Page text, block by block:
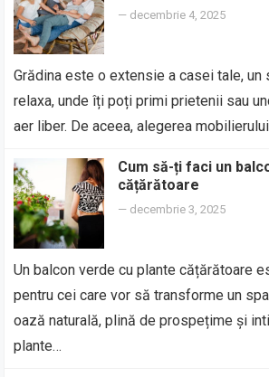
— decembrie 4, 2025
Grădina este o extensie a casei tale, un
relaxa, unde îți poți primi prietenii sau
aer liber. De aceea, alegerea
Cum să-ți faci un
cățărătoare
— decembrie 3, 2025
Un balcon verde cu plante cățărătoare
pentru cei care vor să transforme un
oază naturală, plină de prospețime și
plante…